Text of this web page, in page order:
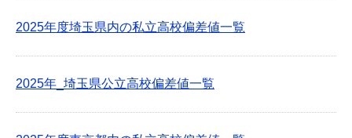
2025年度埼玉県内の私立高校偏差値一覧
2025年_埼玉県公立高校偏差値一覧